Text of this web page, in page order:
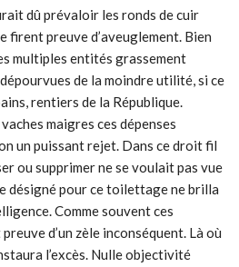
dû prévaloir les ronds de cuir
firent preuve d’aveuglement. Bien
multiples entités grassement
de la moindre utilité, si ce
rentiers de la République.
maigres ces dépenses
un puissant rejet. Dans ce droit fil
ou supprimer ne se voulait pas vue
désigné pour ce toilettage ne brilla
Comme souvent ces
d’un zèle inconséquent. Là où
l’excès. Nulle objectivité